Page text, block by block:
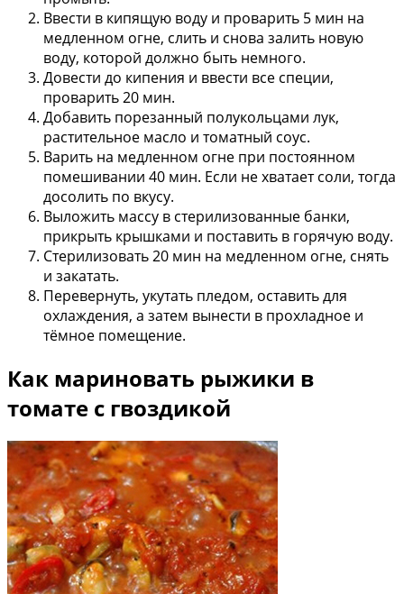
Ввести в кипящую воду и проварить 5 мин на
медленном огне, слить и снова залить новую
воду, которой должно быть немного.
Довести до кипения и ввести все специи,
проварить 20 мин.
Добавить порезанный полукольцами лук,
растительное масло и томатный соус.
Варить на медленном огне при постоянном
помешивании 40 мин. Если не хватает соли, тогда
досолить по вкусу.
Выложить массу в стерилизованные банки,
прикрыть крышками и поставить в горячую воду.
Стерилизовать 20 мин на медленном огне, снять
и закатать.
Перевернуть, укутать пледом, оставить для
охлаждения, а затем вынести в прохладное и
тёмное помещение.
Как мариновать рыжики в
томате с гвоздикой